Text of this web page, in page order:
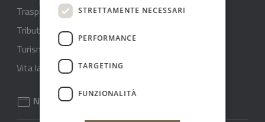
Trasparenza rifiuti - ARERA
Tributi e finanze
Turismo
Vita lavorativa
NOVITÀ
STRETTAMENTE NECESSARI
PERFORMANCE
TARGETING
FUNZIONALITÀ